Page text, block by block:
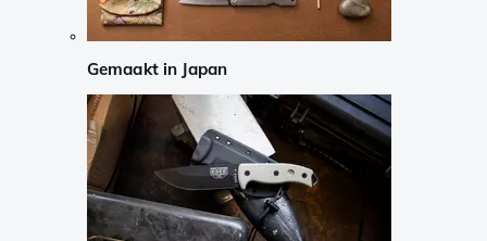
Gemaakt in Japan